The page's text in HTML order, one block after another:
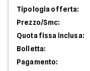
Tipologia offerta:
Prezzo/Smc:
Quota fissa inclusa:
Bolletta:
Pagamento: